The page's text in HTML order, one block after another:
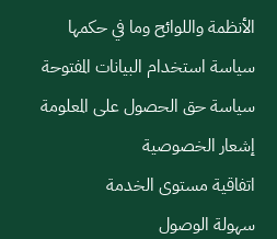
الأنظمة واللوائح وما في حكمها
سياسة استخدام البيانات المفتوحة
سياسة حق الحصول على المعلومة
إشعار الخصوصية
اتفاقية مستوى الخدمة
سهولة الوصول